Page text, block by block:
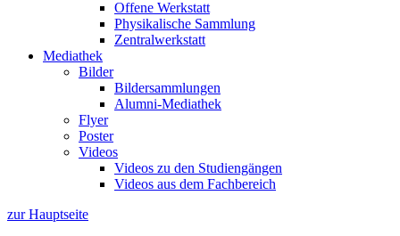
Offene Werkstatt
Physikalische Sammlung
Zentralwerkstatt
Mediathek
Bilder
Bildersammlungen
Alumni-Mediathek
Flyer
Poster
Videos
Videos zu den Studiengängen
Videos aus dem Fachbereich
zur Hauptseite